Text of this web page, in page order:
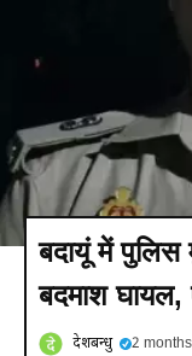
बदायूं में पुलिस
बदमाश घायल,
देशबन्धु 2